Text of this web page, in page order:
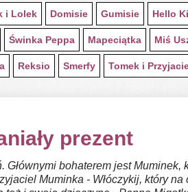
i Lolek Domisie Gumisie Hello
Świnka Peppa Mapeciątka Miś
Reksio Smerfy Tomek i
prezent
bohaterem jest
Muminka - Włóczykij, który